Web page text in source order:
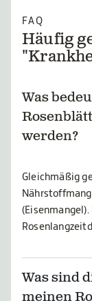
FAQ
Häufig
Was
werden?
Gleichmäßig
Was sind
meinen